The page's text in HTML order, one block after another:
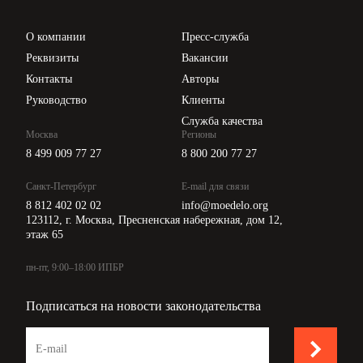
О компании
Реквизиты
Контакты
Руководство
Пресс-служба
Вакансии
Авторы
Клиенты
Служба качества
Москва
8 499 009 77 27
Санкт-Петербург
8 812 402 02 02
Регионы
8 800 200 77 27
E-mail для связи
info@moedelo.org
123112, г. Москва, Пресненская набережная, дом 12,
этаж 65
пн-пт, 9:00–18:00 ИПБР
Подписаться на новости законодательства